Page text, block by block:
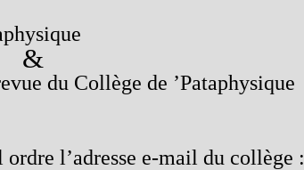
&
du Collège de ’Pataphysique
l’adresse e-mail du collège :